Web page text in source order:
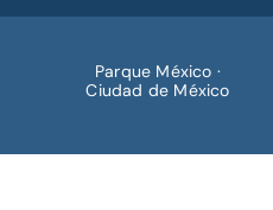
Parque México ·
Ciudad de México